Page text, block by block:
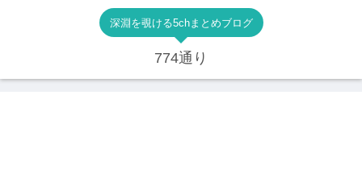
深淵を覗ける5chまとめブログ
774通り